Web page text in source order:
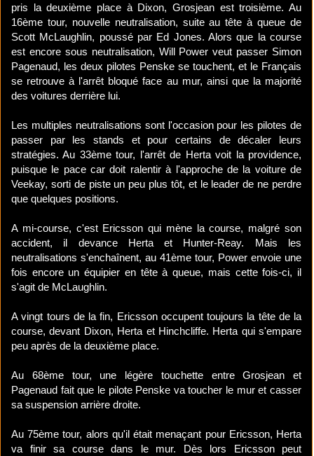
pris la deuxième place à Dixon, Grosjean est troisième. Au
16ème tour, nouvelle neutralisation, suite au tête à queue de
Scott McLaughlin, poussé par Ed Jones. Alors que la course
est encore sous neutralisation, Will Power veut passer Simon
Pagenaud, les deux pilotes Penske se touchent, et le Français
se retrouve à l'arrêt bloqué face au mur, ainsi que la majorité
des voitures derrière lui.
Les multiples neutralisations sont l'occasion pour les pilotes de
passer par les stands et pour certains de décaler leurs
stratégies. Au 33ème tour, l'arrêt de Herta voit la providence,
puisque le pace car doit ralentir à l'approche de la voiture de
Veekay, sorti de piste un peu plus tôt, et le leader de ne perdre
que quelques positions.
A mi-course, c'est Ericsson qui mène la course, malgré son
accident, il devance Herta et Hunter-Reay. Mais les
neutralisations s'enchaînent, au 41ème tour, Power envoie une
fois encore un équipier en tête à queue, mais cette fois-ci, il
s'agit de McLaughlin.
A vingt tours de la fin, Ericsson occupent toujours la tête de la
course, devant Dixon, Herta et Hinchcliffe. Herta qui s'empare
peu après de la deuxième place.
Au 68ème tour, une légère touchette entre Grosjean et
Pagenaud fait que le pilote Penske va toucher le mur et casser
sa suspension arrière droite.
Au 75ème tour, alors qu'il était menaçant pour Ericsson, Herta
va finir sa course dans le mur. Dès lors Ericsson peut